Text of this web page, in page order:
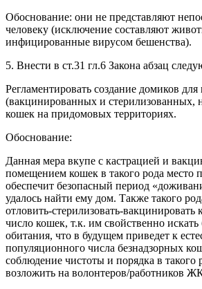
Обоснование: они не представляют
человеку (исключение составляют
инфицированные вирусом бешенства).
5. Внести в ст.31 гл.6 Закона абзац
Регламентировать создание домиков
(вакцинированных и стерилизованных,
кошек на придомовых территориях.
Обоснование:
Данная мера вкупе с кастрацией и
помещением кошек в такого рода место
обеспечит безопасный период
удалось найти ему дом. Также такого
отловить-стерилизовать-
число кошек, т.к. им свойственно искать
обитания, что в будущем приведет к
популяционного числа безнадзорных
соблюдение чистоты и порядка в такого
возложить на волонтеров/работников